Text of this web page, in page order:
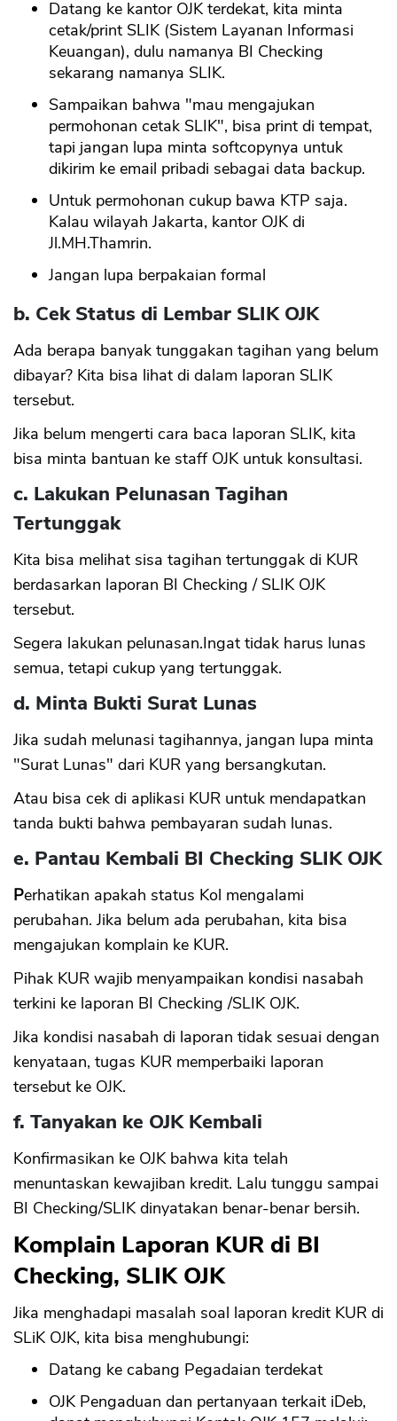
Datang ke kantor OJK terdekat, kita minta
cetak/print SLIK (Sistem Layanan Informasi
Keuangan), dulu namanya BI Checking
sekarang namanya SLIK.
Sampaikan bahwa "mau mengajukan
permohonan cetak SLIK", bisa print di tempat,
tapi jangan lupa minta softcopynya untuk
dikirim ke email pribadi sebagai data backup.
Untuk permohonan cukup bawa KTP saja.
Kalau wilayah Jakarta, kantor OJK di
Jl.MH.Thamrin.
Jangan lupa berpakaian formal
b. Cek Status di Lembar SLIK OJK
Ada berapa banyak tunggakan tagihan yang belum
dibayar? Kita bisa lihat di dalam laporan SLIK
tersebut.
Jika belum mengerti cara baca laporan SLIK, kita
bisa minta bantuan ke staff OJK untuk konsultasi.
c. Lakukan Pelunasan Tagihan
Tertunggak
Kita bisa melihat sisa tagihan tertunggak di KUR
berdasarkan laporan BI Checking / SLIK OJK
tersebut.
Segera lakukan pelunasan.Ingat tidak harus lunas
semua, tetapi cukup yang tertunggak.
d. Minta Bukti Surat Lunas
Jika sudah melunasi tagihannya, jangan lupa minta
"Surat Lunas" dari KUR yang bersangkutan.
Atau bisa cek di aplikasi KUR untuk mendapatkan
tanda bukti bahwa pembayaran sudah lunas.
e. Pantau Kembali BI Checking SLIK OJK
Perhatikan apakah status Kol mengalami
perubahan. Jika belum ada perubahan, kita bisa
mengajukan komplain ke KUR.
Pihak KUR wajib menyampaikan kondisi nasabah
terkini ke laporan BI Checking /SLIK OJK.
Jika kondisi nasabah di laporan tidak sesuai dengan
kenyataan, tugas KUR memperbaiki laporan
tersebut ke OJK.
f. Tanyakan ke OJK Kembali
Konfirmasikan ke OJK bahwa kita telah
menuntaskan kewajiban kredit. Lalu tunggu sampai
BI Checking/SLIK dinyatakan benar-benar bersih.
Komplain Laporan KUR di BI
Checking, SLIK OJK
Jika menghadapi masalah soal laporan kredit KUR di
SLiK OJK, kita bisa menghubungi:
Datang ke cabang Pegadaian terdekat
OJK Pengaduan dan pertanyaan terkait iDeb,